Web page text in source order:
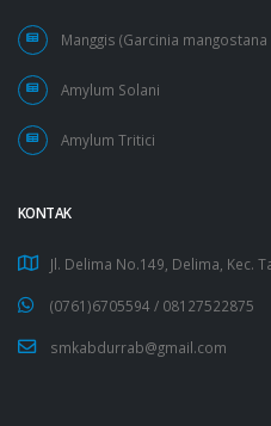
Manggis (Garcinia mangostana
Amylum Solani
Amylum Tritici
KONTAK
Jl. Delima No.149, Delima, Kec.
(0761)6705594 / 08127522875
smkabdurrab@gmail.com